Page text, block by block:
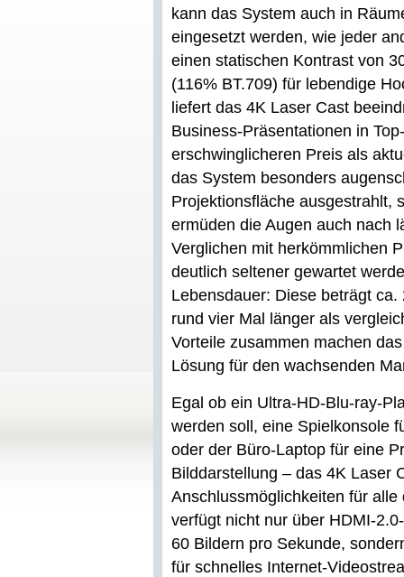
kann das System auch in
eingesetzt werden, wie jeder
einen statischen Kontrast von
(116% BT.709) für lebendige
liefert das 4K Laser Cast
Business-Präsentationen in
erschwinglicheren Preis als
das System besonders
Projektionsfläche ausgestrahlt,
ermüden die Augen auch nach
Verglichen mit herkömmlichen
deutlich seltener gewartet
Lebensdauer: Diese beträgt
rund vier Mal länger als
Vorteile zusammen machen
Lösung für den wachsenden
Egal ob ein Ultra-HD-Blu-ray-
werden soll, eine Spielkonsole
oder der Büro-Laptop für eine
Bilddarstellung – das 4K Laser
Anschlussmöglichkeiten für
verfügt nicht nur über HDMI-
60 Bildern pro Sekunde,
für schnelles Internet-